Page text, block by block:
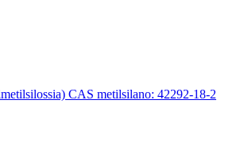
CAS metilsilano: 42292-18-2